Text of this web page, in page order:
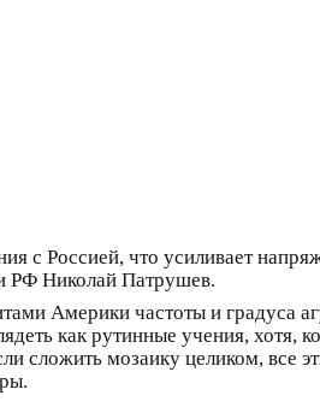
с Россией, что усиливает
РФ Николай Патрушев.
Америки частоты и градуса
как рутинные учения, хотя,
сложить мозаику целиком, все